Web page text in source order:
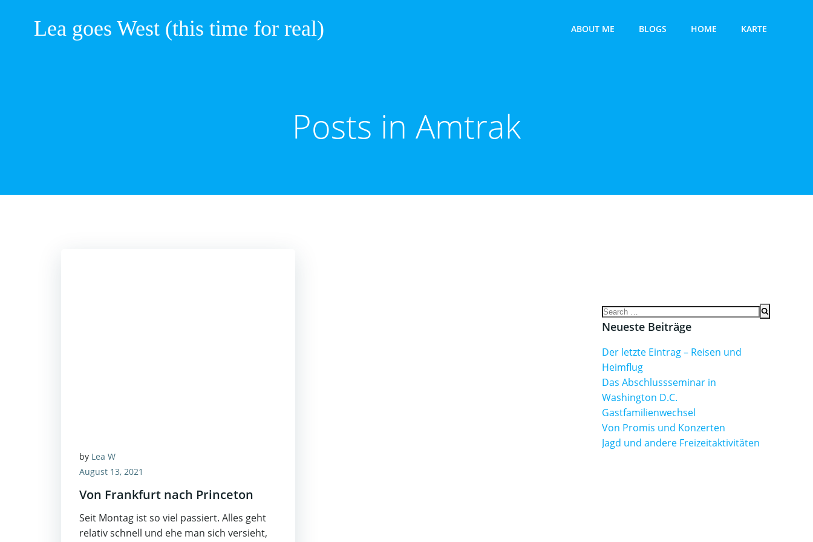
springenLea goes West (this time for real) ABOUT ME BLOGS HOME KARTE
Posts in Amtrak
by Lea W
August 13, 2021
Von Frankfurt nach Princeton
Seit Montag ist so viel passiert. Alles geht
relativ schnell und ehe man sich versieht,
Search
for:
Neueste Beiträge
Der letzte Eintrag – Reisen und
Heimflug
Das Abschlussseminar in
Washington D.C.
Gastfamilienwechsel
Von Promis und Konzerten
Jagd und andere Freizeitaktivitäten